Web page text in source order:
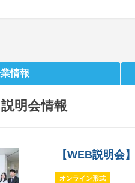
情報
明会情報
【WEB説明会
オンライン形式